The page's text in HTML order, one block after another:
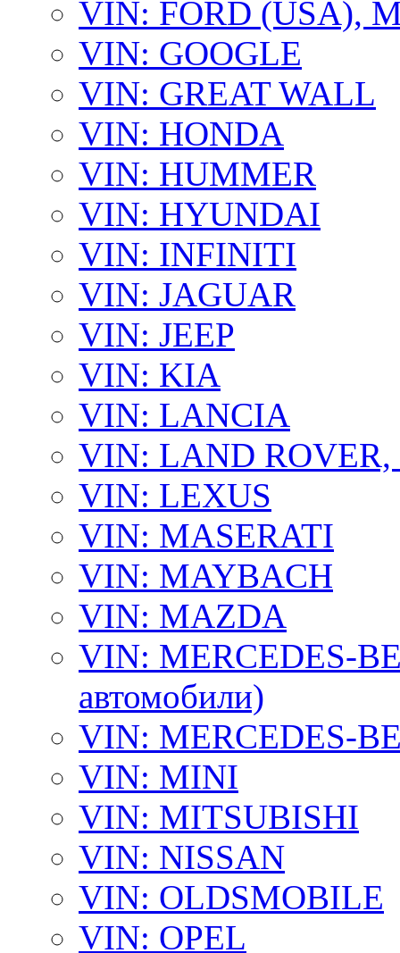
VIN: FORD (USA),
VIN: GOOGLE
VIN: GREAT WALL
VIN: HONDA
VIN: HUMMER
VIN: HYUNDAI
VIN: INFINITI
VIN: JAGUAR
VIN: JEEP
VIN: KIA
VIN: LANCIA
VIN: LAND ROVER,
VIN: LEXUS
VIN: MASERATI
VIN: MAYBACH
VIN: MAZDA
VIN: MERCEDES-
автомобили)
VIN: MERCEDES-
VIN: MINI
VIN: MITSUBISHI
VIN: NISSAN
VIN: OLDSMOBILE
VIN: OPEL